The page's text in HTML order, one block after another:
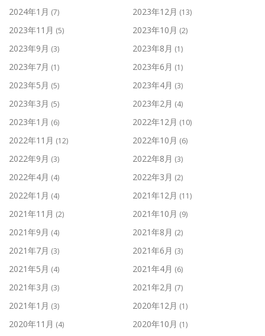
2024年1月 (7) 2023年12月 (13)
2023年11月 (5) 2023年10月 (2)
2023年9月 (3) 2023年8月 (1)
2023年7月 (1) 2023年6月 (1)
2023年5月 (5) 2023年4月 (3)
2023年3月 (5) 2023年2月 (4)
2023年1月 (6) 2022年12月 (10)
2022年11月 (12) 2022年10月 (6)
2022年9月 (3) 2022年8月 (3)
2022年4月 (4) 2022年3月 (2)
2022年1月 (4) 2021年12月 (11)
2021年11月 (2) 2021年10月 (9)
2021年9月 (4) 2021年8月 (2)
2021年7月 (3) 2021年6月 (3)
2021年5月 (4) 2021年4月 (6)
2021年3月 (3) 2021年2月 (7)
2021年1月 (3) 2020年12月 (1)
2020年11月 (4) 2020年10月 (1)